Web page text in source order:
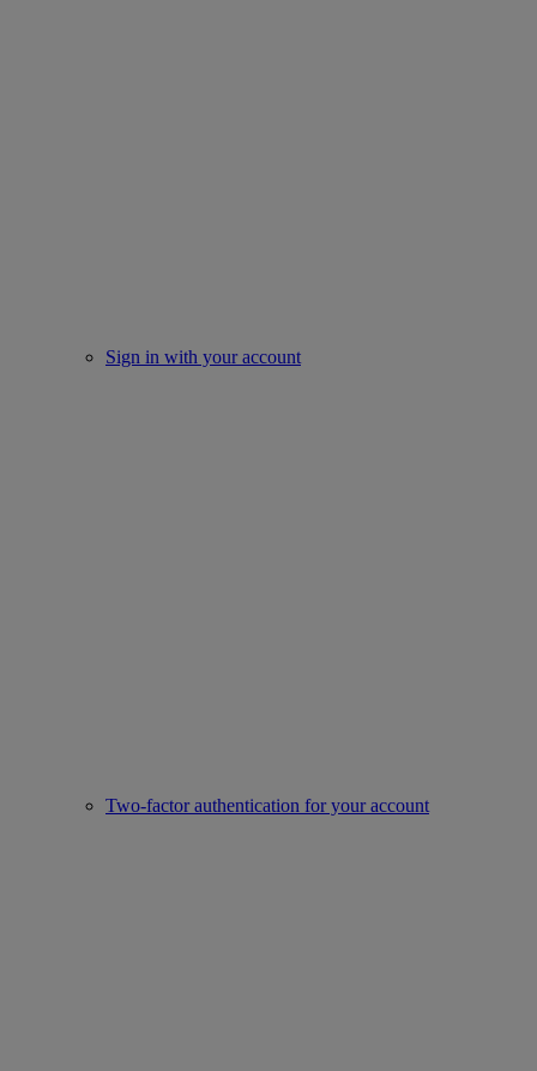
Sign in with your account
Two-factor authentication for your account